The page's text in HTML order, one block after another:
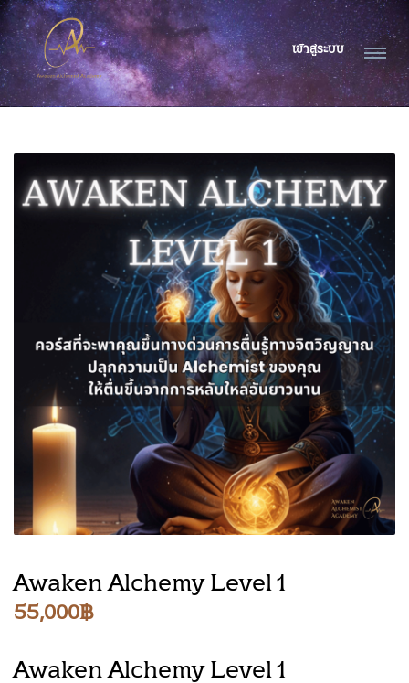
เข้าสู่ระบบ
Awaken Alchemy Level 1
55,000฿
Awaken Alchemy Level 1